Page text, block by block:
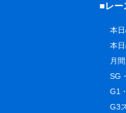
■レー
本
本
月
SG
G1
G3